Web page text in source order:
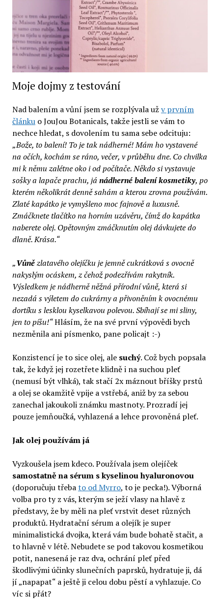
Moje dojmy z testování
Nad balením a vůní jsem se rozplývala už v prvním
článkuo JouJou Botanicals, takže jestli se vám to
nechce hledat, s dovolením tu sama sebe odcituju:
„Bože, to balení! To je tak nádherné! Mám ho vystavené
na očích, kochám se ráno, večer, v průběhu dne. Co chvilka
mi k němu zalétne oko i od počítače. Někdo si vystavuje
sošky a lapače prachu, já nádherné balení kosmetiky, po
kterém několikrát denně sahám a kterou zrovna používám.
Zlaté kapátko je vymyšleno moc fajnově a luxusně.
Zmáčknete tlačítko na horním uzávěru, čímž do kapátka
naberete olej. Opětovným zmáčknutím olej dávkujete do
dlaně. Krása.“
„Vůnězlatavého olejíčku je jemně cukrátková s ovocně
nakyslým ocáskem, z čehož podezřívám rakytník.
Výsledkem je nádherně něžná přírodní vůně, která si
nezadá s výletem do cukrárny a přivoněním k ovocnému
dortíku s lesklou kyselkavou polevou. Sbíhají se mi sliny,
jen to píšu!“Hlásím, že na své první výpovědi bych
nezměnila ani písmenko, pane policajt :-)
Konzistencí je to sice olej, ale suchý. Což bych popsala
tak, že když jej rozetřete klidně i na suchou pleť
(nemusí být vlhká), tak stačí 2x máznout bříšky prstů
a olej se okamžitě vpije a vstřebá, aniž by za sebou
zanechal jakoukoli známku mastnoty. Prozradí jej
pouze jemňoučká, vyhlazená a lehce provoněná pleť.
Jak olej používám já
Vyzkoušela jsem kdeco. Používala jsem olejíček
samostatně na sérum s kyselinou hyaluronovou
(doporučuju třebato od Myrro, to je pecka!). Výborná
volba pro ty z vás, kterým se ježí vlasy na hlavě z
představy, že by měli na pleť vrstvit deset různých
produktů. Hydratační sérum a olejík je super
minimalistická dvojka, která vám bude bohatě stačit, a
to hlavně v létě. Nebudete se pod takovou kosmetikou
potit, nanesená je raz dva, ochrání pleť před
škodlivými účinky slunečních paprsků, hydratuje ji, dá
jí „napapat“ a ještě ji celou dobu pěstí a vyhlazuje. Co
víc si přát?